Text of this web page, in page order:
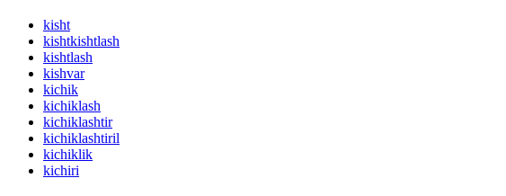
kisht
kishtkishtlash
kishtlash
kishvar
kichik
kichiklash
kichiklashtir
kichiklashtiril
kichiklik
kichiri